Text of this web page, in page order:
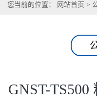
您当前的位置： 网站首页 >
GNST-